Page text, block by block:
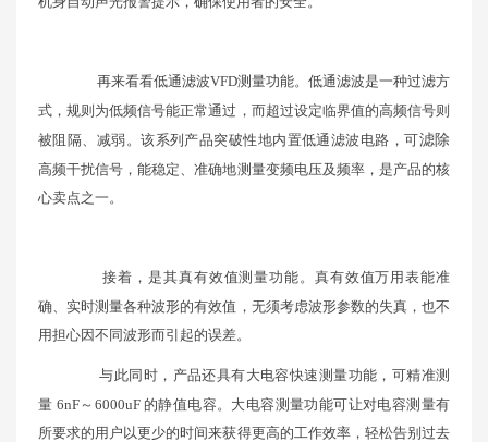
再来看看低通滤波VFD测量功能。低通滤波是一种过滤方
式，规则为低频信号能正常通过，而超过设定临界值的高频信号则
被阻隔、减弱。该系列产品突破性地内置低通滤波电路，可滤除
高频干扰信号，能稳定、准确地测量变频电压及频率，是产品的核
心卖点之一。
接着，是其真有效值测量功能。真有效值万用表能准
确、实时测量各种波形的有效值，无须考虑波形参数的失真，也不
用担心因不同波形而引起的误差。
与此同时，产品还具有大电容快速测量功能，可精准测
量 6nF～6000uF 的静值电容。大电容测量功能可让对电容测量有
所要求的用户以更少的时间来获得更高的工作效率，轻松告别过去